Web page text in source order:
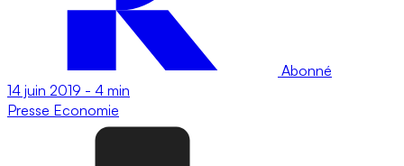
Abonné
14 juin 2019 - 4 min
Presse Economie